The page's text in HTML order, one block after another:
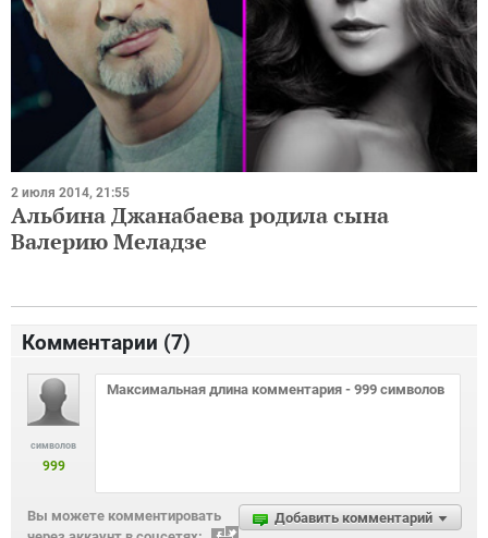
2 июля 2014, 21:55
Альбина Джанабаева родила сына
Валерию Меладзе
Комментарии (7)
символов
999
Добавить комментарий
Вы можете комментировать